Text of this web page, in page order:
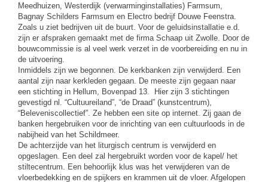
Meedhuizen, Westerdijk (verwarminginstallaties) Farmsum,
Bagnay Schilders Farmsum en Electro bedrijf Douwe Feenstra.
Zoals u ziet bedrijven uit de buurt. Voor de geluidsinstallatie e.d.
zijn er afspraken gemaakt met de firma Schaap uit Zwolle. Door de
bouwcommissie is al veel werk verzet in de voorbereiding en nu in
de uitvoering.
Inmiddels zijn we begonnen. De kerkbanken zijn verwijderd. Een
aantal zijn naar kerkleden gegaan. De meeste zijn gegaan naar
een stichting in Hellum, Bovenpad 13. Hier zijn 3 stichtingen
gevestigd nl. “Cultuureiland”, “de Draad” (kunstcentrum),
“Beleveniscollectief”. Ze hebben een site op internet. Zij gaan de
banken hergebruiken voor de inrichting van een cultuurloods in de
nabijheid van het Schildmeer.
De achterzijde van het liturgisch centrum is verwijderd en
opgeslagen. Een deel zal hergebruikt worden voor de kapel/ het
stiltecentrum. Een behoorlijk klus was het verwijderen van de
vloerbedekking en de spijkers en krammen uit de vloer. Afgelopen